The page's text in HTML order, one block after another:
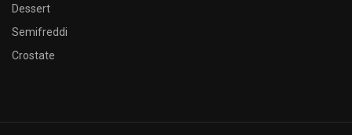
Dessert
Semifreddi
Crostate